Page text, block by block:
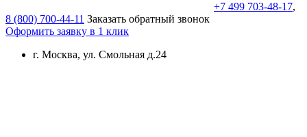
+7 499 703-48-17,
8 (800) 700-44-11 Заказать обратный звонок
Оформить заявку в 1 клик
г. Москва, ул. Смольная д.24